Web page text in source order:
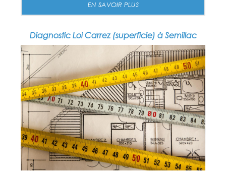
EN SAVOIR PLUS
Diagnostic Loi Carrez (superficie) à Semillac